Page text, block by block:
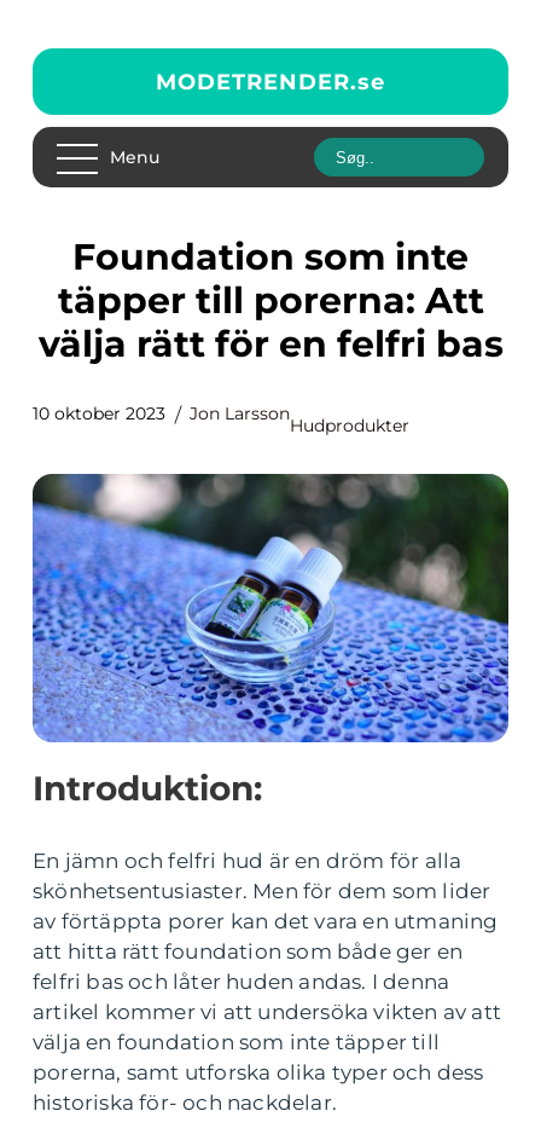
MODETRENDER.se
Menu
Foundation som inte
täpper till porerna: Att
välja rätt för en felfri bas
10 oktober 2023 Jon Larsson
Hudprodukter
Introduktion:
En jämn och felfri hud är en dröm för alla
skönhetsentusiaster. Men för dem som lider
av förtäppta porer kan det vara en utmaning
att hitta rätt foundation som både ger en
felfri bas och låter huden andas. I denna
artikel kommer vi att undersöka vikten av att
välja en foundation som inte täpper till
porerna, samt utforska olika typer och dess
historiska för- och nackdelar.